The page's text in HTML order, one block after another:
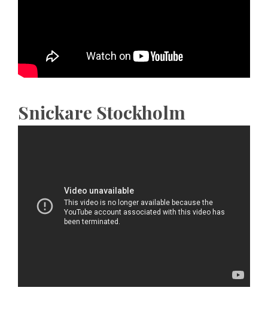
Snickare Stockholm